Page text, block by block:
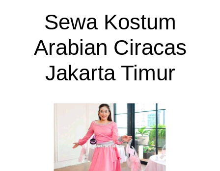
Sewa Kostum
Arabian Ciracas
Jakarta Timur